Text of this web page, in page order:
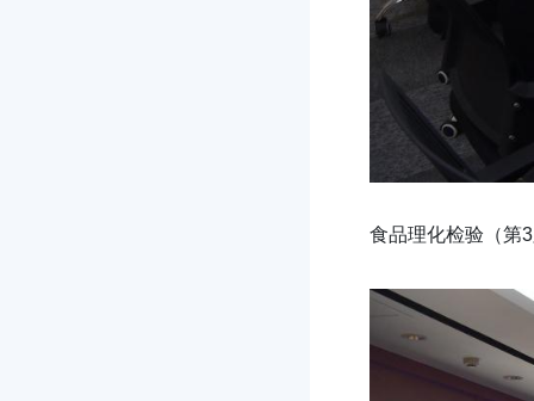
食品理化检验（第